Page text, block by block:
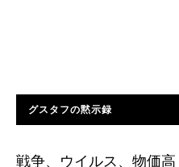
グスタフの黙示録
戦争、ウイルス、物価